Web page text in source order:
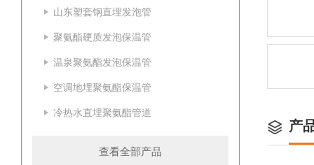
山东塑套钢直埋发泡管
聚氨酯硬质发泡保温管
温泉聚氨酯发泡保温管
空调地埋聚氨酯保温管
冷热水直埋聚氨酯管道
查看全部产品
产